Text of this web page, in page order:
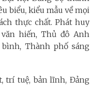
biểu, kiểu mẫu về mọi
thực chất. Phát huy
hiến, Thủ đô Anh
Thành phố sáng
trí tuệ, bản lĩnh, Đảng